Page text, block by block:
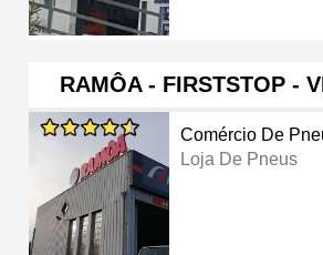
RAMÔA - FIRSTSTOP -
Comércio De
Loja De Pneus